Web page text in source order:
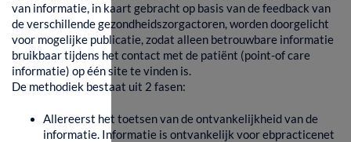
van informatie, in kaart gebracht op basis van de feedback van
de verschillende gezondheidszorgactoren, worden doorgelicht
voor mogelijke publicatie, zodat alleen betrouwbare informatie
bruikbaar tijdens het contact met de patiënt (point-of care
informatie) op één site te vinden is.
De methodiek bestaat uit 2 fasen:
Allereerst het toetsen van de ontvankelijkheid van de
informatie. Informatie is ontvankelijk voor ebpracticenet